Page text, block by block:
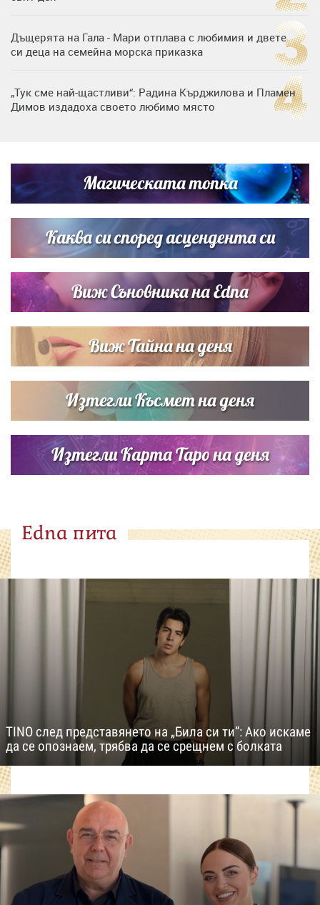
Дъщерята на Гала - Мари отплава с любимия и двете
си деца на семейна морска приказка
„Тук сме най-щастливи“: Радина Кърджилова и Пламен
Димов издадоха своето любимо място
Братя Аргирови я изненадаха с песен
Магическата топка
Каква си според асцендента си
Виж Съновника на Edna
Виж Тайна на деня
Изтегли Късмет на деня
Изтегли Карта Таро на деня
Edna пита
TINO след представянето на „Била си ти“: Ако искаме
да се опознаем, трябва да се срещнем с болката